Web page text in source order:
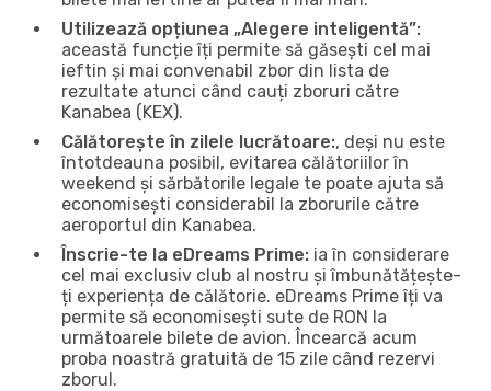
Utilizează opțiunea „Alegere inteligentă”:
această funcție îți permite să găsești cel mai
ieftin și mai convenabil zbor din lista de
rezultate atunci când cauți zboruri către
Kanabea (KEX).
Călătorește în zilele lucrătoare:, deși nu este
întotdeauna posibil, evitarea călătoriilor în
weekend și sărbătorile legale te poate ajuta să
economisești considerabil la zborurile către
aeroportul din Kanabea.
Înscrie-te la eDreams Prime: ia în considerare
cel mai exclusiv club al nostru și îmbunătățește-
ți experiența de călătorie. eDreams Prime îți va
permite să economisești sute de RON la
următoarele bilete de avion. Încearcă acum
proba noastră gratuită de 15 zile când rezervi
zborul.